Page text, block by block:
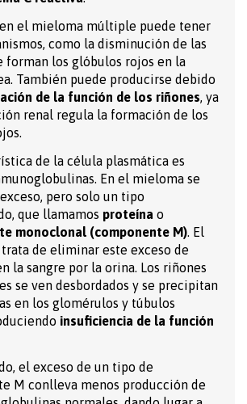
en el mieloma múltiple puede tener
como la disminución de las
forman los glóbulos rojos en la
También puede producirse debido
de la función de los riñones, ya
renal regula la formación de los
de la célula plasmática es
En el mieloma se
pero solo un tipo
que llamamos proteína o
monoclonal (componente M). El
de eliminar este exceso de
la sangre por la orina. Los riñones
se ven desbordados y se precipitan
en los glomérulos y túbulos
insuficiencia de la función
el exceso de un tipo de
M conlleva menos producción de